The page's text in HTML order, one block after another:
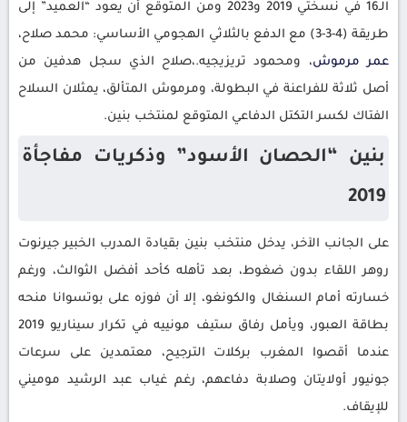
الـ16 في نسختي 2019 و2023 ومن المتوقع أن يعود “العميد” إلى
طريقة (4-3-3) مع الدفع بالثلاثي الهجومي الأساسي: محمد صلاح،
عمر مرموش، ومحمود تريزيجيه.،صلاح الذي سجل هدفين من
أصل ثلاثة للفراعنة في البطولة، ومرموش المتألق، يمثلان السلاح
الفتاك لكسر التكتل الدفاعي المتوقع لمنتخب بنين.
بنين “الحصان الأسود” وذكريات مفاجأة
2019
على الجانب الآخر، يدخل منتخب بنين بقيادة المدرب الخبير جيرنوت
روهر اللقاء بدون ضغوط، بعد تأهله كأحد أفضل الثوالث، ورغم
خسارته أمام السنغال والكونغو، إلا أن فوزه على بوتسوانا منحه
بطاقة العبور، ويأمل رفاق ستيف مونييه في تكرار سيناريو 2019
عندما أقصوا المغرب بركلات الترجيح، معتمدين على سرعات
جونيور أولايتان وصلابة دفاعهم، رغم غياب عبد الرشيد موميني
للإيقاف.